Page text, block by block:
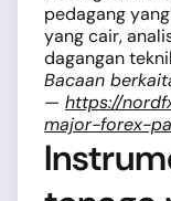
pedagang
yang cair,
dagangan
Bacaan
— https://
major-forex-